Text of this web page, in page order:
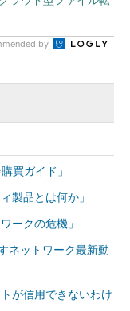
by
買ガイド」
製品とは何か」
ークの危機」
ネットワーク最新動
が信用できないわけ